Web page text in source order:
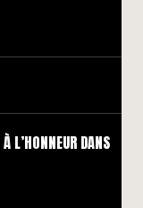
L’HONNEUR DANS